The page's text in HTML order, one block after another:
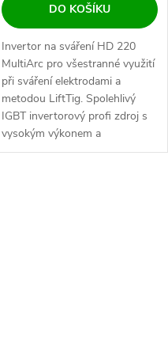
DO KOŠÍKU
Invertor na sváření HD 220
MultiArc pro všestranné využití
při sváření elektrodami a
metodou LiftTig. Spolehlivý
IGBT invertorový profi zdroj s
vysokým výkonem a
zatěžovateli,...